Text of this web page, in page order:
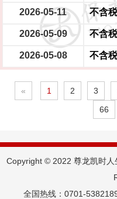
2026-05-11 不含税
2026-05-09 不含税
2026-05-08 不含税
« 1 2 3
66
Copyright © 2022 尊龙凯时人生
全国热线：0701-